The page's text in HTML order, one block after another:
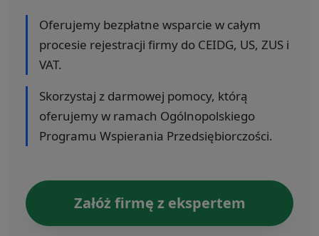
Oferujemy bezpłatne wsparcie w całym
procesie rejestracji firmy do CEIDG, US, ZUS i
VAT.
Skorzystaj z darmowej pomocy, którą
oferujemy w ramach Ogólnopolskiego
Programu Wspierania Przedsiębiorczości.
Załóż firmę z ekspertem